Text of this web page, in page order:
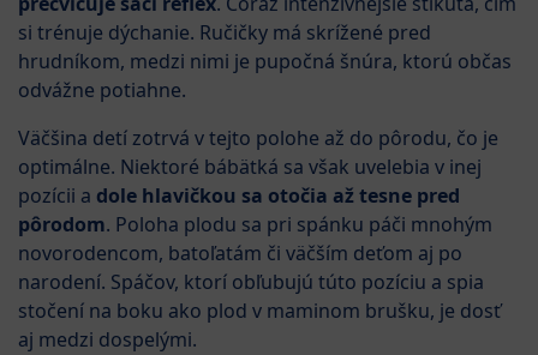
si trénuje dýchanie. Ručičky má skrížené pred
hrudníkom, medzi nimi je pupočná šnúra, ktorú občas
odvážne potiahne.
Väčšina detí zotrvá v tejto polohe až do pôrodu, čo je
optimálne. Niektoré bábätká sa však uvelebia v inej
pozícii a dole hlavičkou sa otočia až tesne pred
pôrodom. Poloha plodu sa pri spánku páči mnohým
novorodencom, batoľatám či väčším deťom aj po
narodení. Spáčov, ktorí obľubujú túto pozíciu a spia
stočení na boku ako plod v maminom brušku, je dosť
aj medzi dospelými.